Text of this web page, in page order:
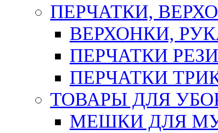
ПЕРЧАТКИ,
ВЕРХОНКИ,
ПЕРЧАТКИ
ПЕРЧАТКИ
ТОВАРЫ ДЛЯ
МЕШКИ ДЛЯ